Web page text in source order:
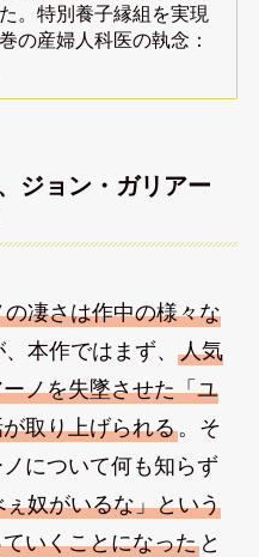
。特別養子縁組を実現
の産婦人科医の執念：
ジョン・ガリアー
凄さは作中の様々な
本作ではまず、 人気
ノを失墜させた「ユ
取り上げられる。そ
について何も知らず
ぇ奴がいるな」という
いくことになったと